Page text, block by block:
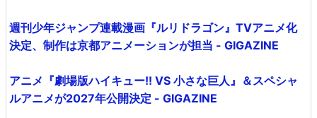
週刊少年ジャンプ連載漫画『ルリドラゴン』TVアニメ化
決定、制作は京都アニメーションが担当 - GIGAZINE
アニメ『劇場版ハイキュー!! VS 小さな巨人』＆スペシャ
ルアニメが2027年公開決定 - GIGAZINE